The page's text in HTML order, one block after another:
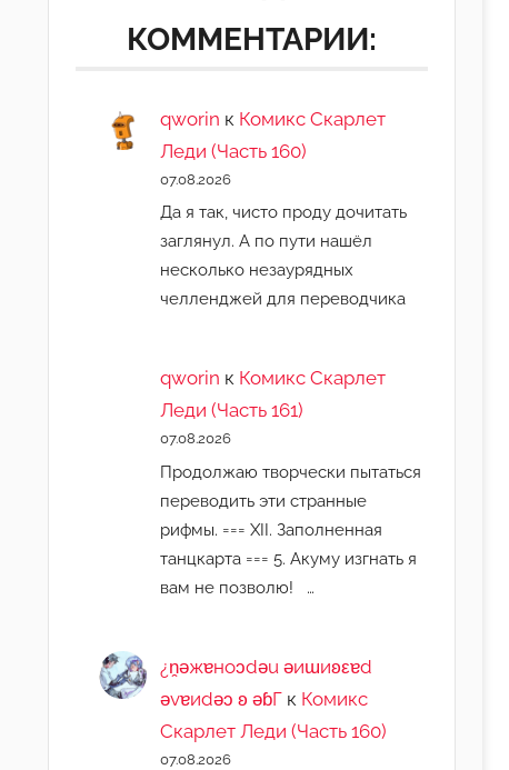
КОММЕНТАРИИ:
qworin к Комикс Скарлет
Леди (Часть 160)
07.08.2026
Да я так, чисто проду дочитать
заглянул. А по пути нашёл
несколько незаурядных
челленджей для переводчика
qworin к Комикс Скарлет
Леди (Часть 161)
07.08.2026
Продолжаю творчески пытаться
переводить эти странные
рифмы. === XII. Заполненная
танцкарта === 5. Акуму изгнать я
вам не позволю! …
¿n̯ǝжɐноɔdǝu ǝиɯиʚεɐd
ǝvɐиdǝɔ ʚ ǝɓГ к Комикс
Скарлет Леди (Часть 160)
07.08.2026